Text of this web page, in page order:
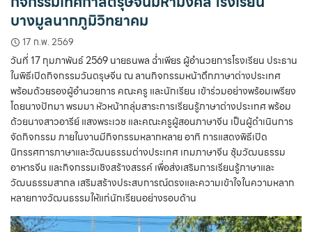
บางมูลนากภูมิวิทยาคม
17 ก.พ. 2569
วันที่ 17 กุมภาพันธ์ 2569 นายธนพล ฉ่ำเพียร ผู้อำนวยการโรงเรียน ประธาน
ในพิธีเปิดกิจกรรมวันตรุษจีน ณ ลานกิจกรรมหน้าตึกภาษาต่างประเทศ
พร้อมด้วยรองผู้อำนวยการ คณะครู และนักเรียน เข้าร่วมอย่างพร้อมเพรียง
โดยนางปัทมา พรมมา หัวหน้ากลุ่มสาระการเรียนรู้ภาษาต่างประเทศ พร้อม
ด้วยนางสาวอารีย์ แสงพระเวช และคณะครูผู้สอนภาษาจีน เป็นผู้ดำเนินการ
จัดกิจกรรม ภายในงานมีกิจกรรมหลากหลาย อาทิ การแสดงพิธีเปิด
นิทรรศการภาษาและวัฒนธรรมต่างประเทศ เกมภาษาจีน ซุ้มวัฒนธรรม
อาหารจีน และกิจกรรมเชิงสร้างสรรค์ เพื่อส่งเสริมการเรียนรู้ภาษาและ
วัฒนธรรมสากล เสริมสร้างประสบการณ์ตรงและความเข้าใจในความหลาก
หลายทางวัฒนธรรมให้แก่นักเรียนอย่างรอบด้าน